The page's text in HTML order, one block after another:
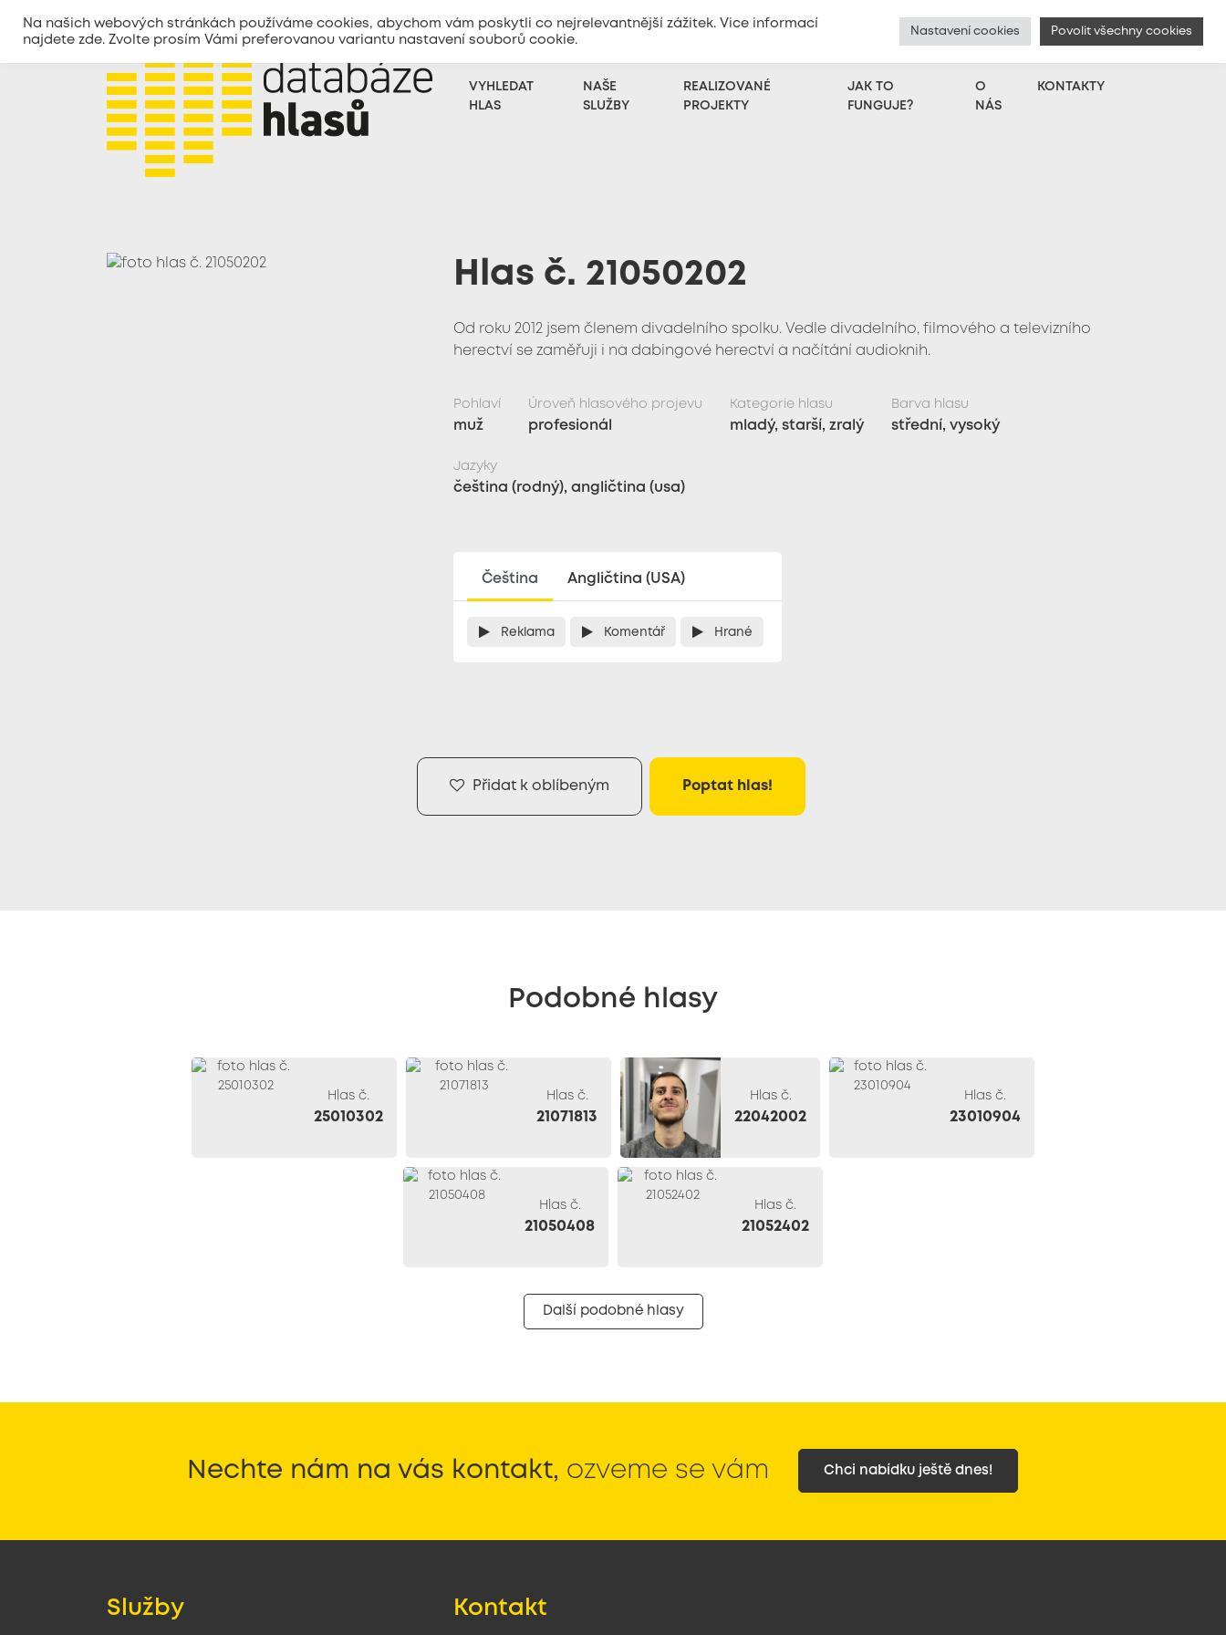
Chci přidat hlas | Přihlášení
VYHLEDAT
HLAS
NAŠE
SLUŽBY
REALIZOVANÉ
PROJEKTY
JAK TO
FUNGUJE?
O
NÁS
KONTAKTY
Hlas č. 21050202
Od roku 2012 jsem členem divadelního spolku. Vedle divadelního, filmového a televizního
herectví se zaměřuji i na dabingové herectví a načítání audioknih.
Pohlaví
muž
Úroveň hlasového projevu
profesionál
Kategorie hlasu
mladý, starší, zralý
Barva hlasu
střední, vysoký
Jazyky
čeština (rodný), angličtina (usa)
Čeština Angličtina (USA)
Reklama Komentář Hrané
Přidat k oblíbeným Poptat hlas!
Podobné hlasy
Hlas č.
25010302
Hlas č.
21071813
Hlas č.
22042002
Hlas č.
23010904
Hlas č.
21050408
Hlas č.
21052402
Další podobné hlasy
Nechte nám na vás kontakt, ozveme se vám Chci nabídku ještě dnes!
Služby Kontakt
Na našich webových stránkách používáme cookies, abychom vám poskytli co nejrelevantnější zážitek. Vice informací
najdete zde. Zvolte prosím Vámi preferovanou variantu nastavení souborů cookie.
Nastavení cookies Povolit všechny cookies